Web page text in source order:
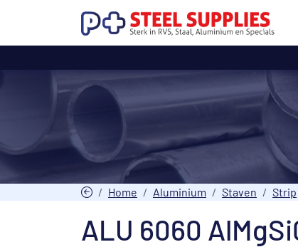
Home Aluminium Staven Strip
ALU 6060